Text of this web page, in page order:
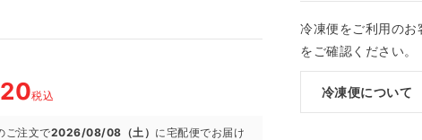
冷凍便をご利用のお
をご確認ください。
冷凍便について
税込
ご注文で2026/08/08（土） に宅配便でお届け